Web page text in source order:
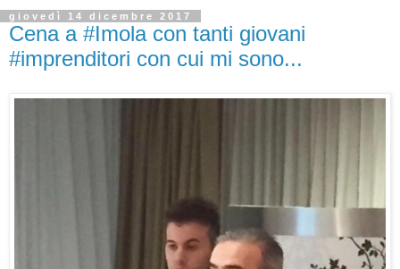
giovedì 14 dicembre 2017
Cena a #Imola con tanti giovani
#imprenditori con cui mi sono...